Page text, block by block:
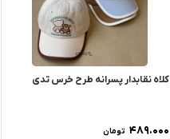
کلاه نقابدار پسرانه طرح خرس تدی
۴۸۹.۰۰۰ تومان